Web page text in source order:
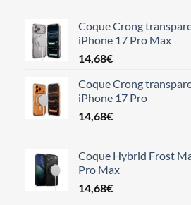
Coque Crong
iPhone 17 Pro Max
14,68€
Coque Crong
iPhone 17 Pro
14,68€
Coque Hybrid Frost
Pro Max
14,68€